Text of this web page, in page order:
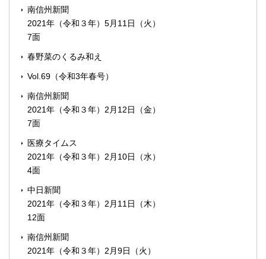
南信州新聞
2021年（令和３年）5月11日（火）
7面
春野菜のくるみ和え
Vol.69（令和3年春号）
南信州新聞
2021年（令和３年）2月12日（金）
7面
医療タイムス
2021年（令和３年）2月10日（水）
4面
中日新聞
2021年（令和３年）2月11日（木）
12面
南信州新聞
2021年（令和３年）2月9日（火）